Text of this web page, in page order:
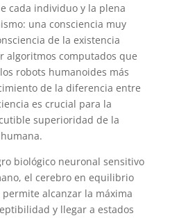
cada individuo y la plena
una consciencia muy
de la existencia
algoritmos computados que
robots humanoides más
de la diferencia entre
es crucial para la
superioridad de la
biológico neuronal sensitivo
el cerebro en equilibrio
alcanzar la máxima
y llegar a estados